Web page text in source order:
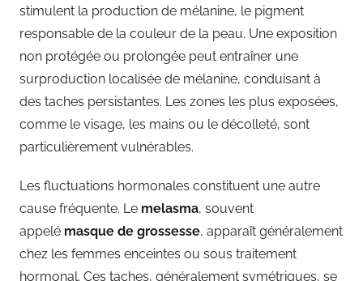
stimulent la production de mélanine, le pigment
responsable de la couleur de la peau. Une exposition
non protégée ou prolongée peut entraîner une
surproduction localisée de mélanine, conduisant à
des taches persistantes. Les zones les plus exposées,
comme le visage, les mains ou le décolleté, sont
particulièrement vulnérables.
Les fluctuations hormonales constituent une autre
cause fréquente. Le melasma, souvent
appelé masque de grossesse, apparaît généralement
chez les femmes enceintes ou sous traitement
hormonal. Ces taches, généralement symétriques, se